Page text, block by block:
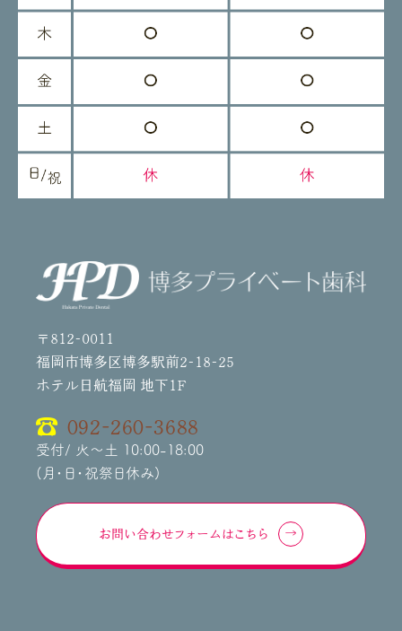
〒812-0011
福岡市博多区博多駅前2-18-25
ホテル日航福岡 地下1F
092-260-3688
受付/ 火～土 10:00-18:00
(月・日・祝祭日休み)
お問い合わせフォームはこちら